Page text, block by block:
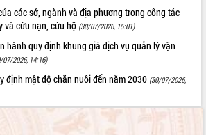
đổi số
dựng hạ
Tân
nhân Kỷ
Cách
các sở, ngành và địa phương trong công tác
và cứu nạn, cứu hộ (30/07/2026, 15:01)
hành quy định khung giá dịch vụ quản lý vận
07/2026, 14:16)
định mật độ chăn nuôi đến năm 2030 (30/07/2026,